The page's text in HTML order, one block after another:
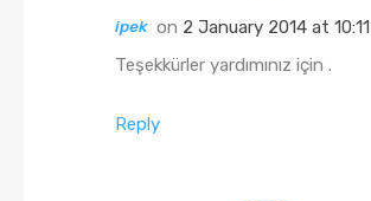
ipek on 2 January 2014 at 10:11
Teşekkürler yardımınız için .
Reply